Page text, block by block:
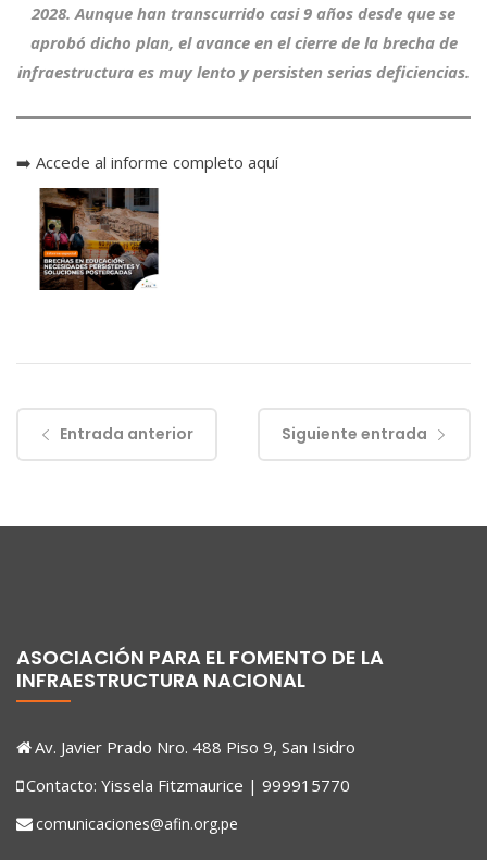
2028. Aunque han transcurrido casi 9 años desde que se
aprobó dicho plan, el avance en el cierre de la brecha de
infraestructura es muy lento y persisten serias deficiencias.
➡️ Accede al informe completo aquí
Entrada anterior Siguiente entrada
ASOCIACIÓN PARA EL FOMENTO DE LA
INFRAESTRUCTURA NACIONAL
Av. Javier Prado Nro. 488 Piso 9, San Isidro
Contacto: Yissela Fitzmaurice | 999915770
comunicaciones@afin.org.pe